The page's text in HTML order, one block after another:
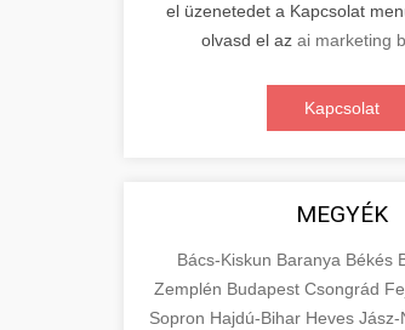
el üzenetedet a Kapcsolat
olvasd el az ai marketing
Kapcsolat
MEGYÉK
Bács-Kiskun Baranya Békés
Zemplén Budapest Csongrád
Sopron Hajdú-Bihar Heves Jász-